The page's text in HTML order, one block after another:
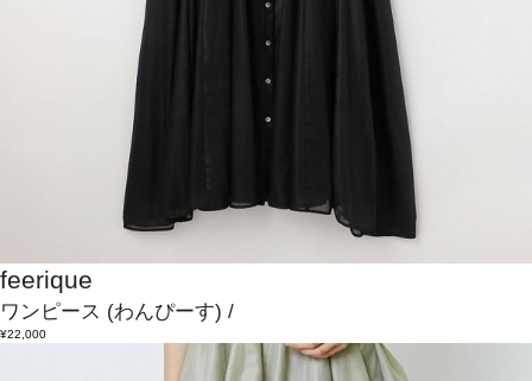
feerique
ワンピース (わんぴーす) /
¥22,000